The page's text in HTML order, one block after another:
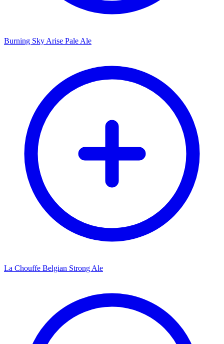
Burning Sky Arise Pale Ale
La Chouffe Belgian Strong Ale